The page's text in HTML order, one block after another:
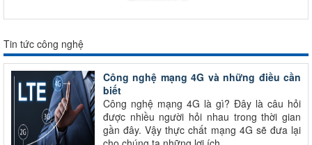
Tin tức công nghệ
Công nghệ mạng 4G và những điều cần
biết
Công nghệ mạng 4G là gì? Đây là câu hỏi
được nhiều người hỏi nhau trong thời gian
gần đây. Vậy thực chất mạng 4G sẽ đưa lại